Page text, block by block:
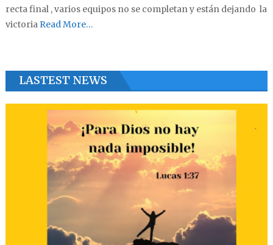
recta final , varios equipos no se completan y están dejando la
victoria Read More…
LASTEST NEWS